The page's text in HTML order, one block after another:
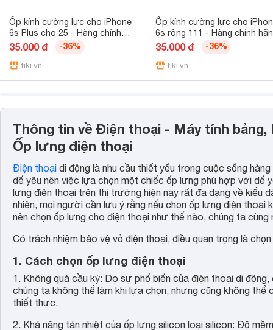
Ốp kính cường lực cho iPhone
6s Plus cho 25 - Hàng chính
hãng
35.000 đ -36%
tiki.vn
Ốp kính cường lực cho
6s rông 111 - Hàng chính
35.000 đ -36%
tiki.vn
Thông tin về Điện thoại - Máy tính
Ốp lưng điện thoại
Điện thoại di động là nhu cầu thiết yếu trong cuộc sống
dế yêu nên việc lựa chọn một chiếc ốp lưng phù hợp với dế
lưng điện thoại trên thị trường hiện nay rất đa dạng về kiểu
nhiên, mọi người cần lưu ý rằng nếu chọn ốp lưng điện
nên chọn ốp lưng cho điện thoại như thế nào, chúng ta cùng
Có trách nhiệm bảo vệ vỏ điện thoại, điều quan trọng là
1. Cách chọn ốp lưng điện thoại
1. Không quá cầu kỳ: Do sự phổ biến của điện thoại di
chúng ta không thể làm khi lựa chọn, nhưng cũng không
thiết thực.
2. Khả năng tản nhiệt của ốp lưng silicon loại silicon: Độ